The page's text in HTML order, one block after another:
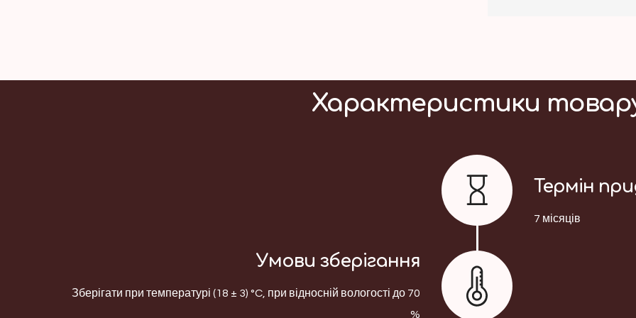
Характеристики
Термін
7 місяців
Умови зберігання
Зберігати при температурі (18 ± 3) °C, при відносній вологості до 70
%